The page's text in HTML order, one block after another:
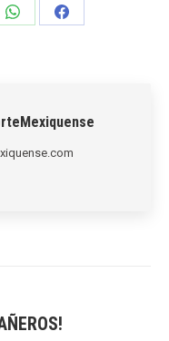
Share
Share